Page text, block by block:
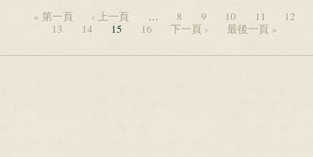
« 第一頁 ‹ 上一頁 … 8 9 10 11
12
13
14 15 16 下一頁 › 最後一頁 »